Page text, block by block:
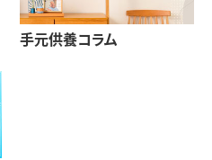
手元供養コラム